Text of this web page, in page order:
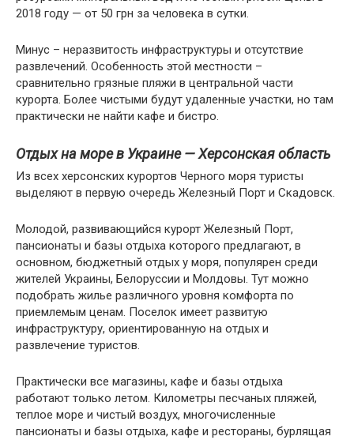
2018 году — от 50 грн за человека в сутки.
Минус – неразвитость инфраструктуры и отсутствие
развлечений. Особенность этой местности –
сравнительно грязные пляжи в центральной части
курорта. Более чистыми будут удаленные участки, но там
практически не найти кафе и бистро.
Отдых на море в Украине —Херсонская область
Из всех херсонских курортов Черного моря туристы
выделяют в первую очередь Железный Порт и Скадовск.
Молодой, развивающийся курорт Железный Порт,
пансионаты и базы отдыха которого предлагают, в
основном, бюджетный отдых у моря, популярен среди
жителей Украины, Белоруссии и Молдовы. Тут можно
подобрать жилье различного уровня комфорта по
приемлемым ценам. Поселок имеет развитую
инфраструктуру, ориентированную на отдых и
развлечение туристов.
Практически все магазины, кафе и базы отдыха
работают только летом. Километры песчаных пляжей,
теплое море и чистый воздух, многочисленные
пансионаты и базы отдыха, кафе и рестораны, бурлящая